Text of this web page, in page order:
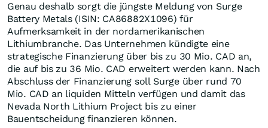
Genau deshalb sorgt die jüngste Meldung von Surge
Battery Metals (ISIN: CA86882X1096) für
Aufmerksamkeit in der nordamerikanischen
Lithiumbranche. Das Unternehmen kündigte eine
strategische Finanzierung über bis zu 30 Mio. CAD an,
die auf bis zu 36 Mio. CAD erweitert werden kann. Nach
Abschluss der Finanzierung soll Surge über rund 70
Mio. CAD an liquiden Mitteln verfügen und damit das
Nevada North Lithium Project bis zu einer
Bauentscheidung finanzieren können.